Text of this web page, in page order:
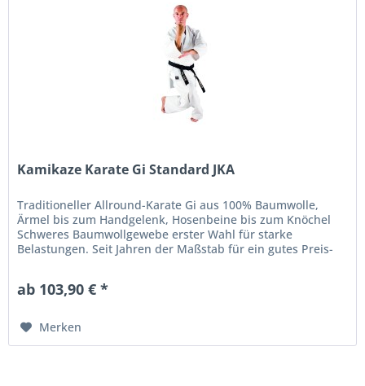
Kamikaze Karate Gi Standard JKA
Traditioneller Allround-Karate Gi aus 100% Baumwolle,
Ärmel bis zum Handgelenk, Hosenbeine bis zum Knöchel
Schweres Baumwollgewebe erster Wahl für starke
Belastungen. Seit Jahren der Maßstab für ein gutes Preis-
ab 103,90 € *
Merken